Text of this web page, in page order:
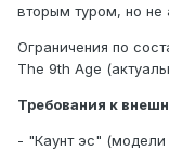
вторым туром, но
Ограничения по
The 9th Age
Требования к
- "Каунт эс"